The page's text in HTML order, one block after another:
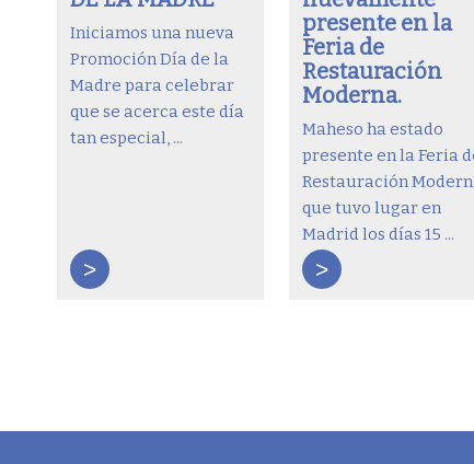
Iniciamos una nueva
Promoción Día de la
Madre para celebrar
que se acerca este día
tan especial, ...
>
presente en la
Feria de
Restauración
Moderna.
Maheso ha estado
presente en la Feria
Restauración
que tuvo lugar en
Madrid los días 15 ...
>